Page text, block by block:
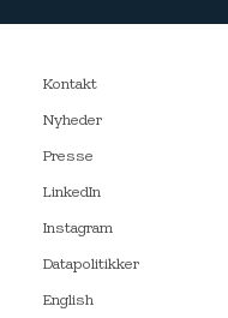
Kontakt
Nyheder
Presse
LinkedIn
Instagram
Datapolitikker
English